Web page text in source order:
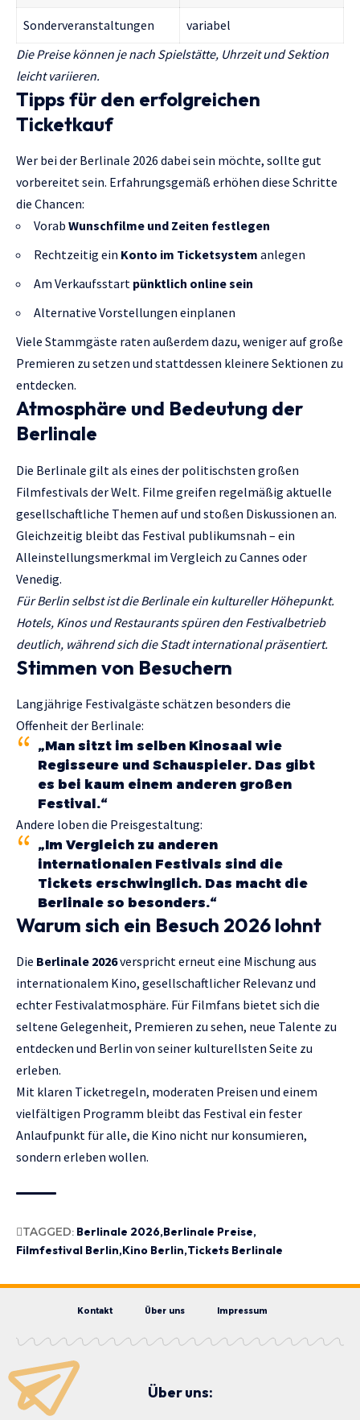
Sonderveranstaltungen
variabel
Die Preise können je nach Spielstätte, Uhrzeit und Sektion
leicht variieren.
Tipps für den erfolgreichen
Ticketkauf
Wer bei der Berlinale 2026 dabei sein möchte, sollte gut
vorbereitet sein. Erfahrungsgemäß erhöhen diese Schritte
die Chancen:
Vorab Wunschfilme und Zeiten festlegen
Rechtzeitig ein Konto im Ticketsystem anlegen
Am Verkaufsstart pünktlich online sein
Alternative Vorstellungen einplanen
Viele Stammgäste raten außerdem dazu, weniger auf große
Premieren zu setzen und stattdessen kleinere Sektionen zu
entdecken.
Atmosphäre und Bedeutung der
Berlinale
Die Berlinale gilt als eines der politischsten großen
Filmfestivals der Welt. Filme greifen regelmäßig aktuelle
gesellschaftliche Themen auf und stoßen Diskussionen an.
Gleichzeitig bleibt das Festival publikumsnah – ein
Alleinstellungsmerkmal im Vergleich zu Cannes oder
Venedig.
Für Berlin selbst ist die Berlinale ein kultureller Höhepunkt.
Hotels, Kinos und Restaurants spüren den Festivalbetrieb
deutlich, während sich die Stadt international präsentiert.
Stimmen von Besuchern
Langjährige Festivalgäste schätzen besonders die
Offenheit der Berlinale:
„Man sitzt im selben Kinosaal wie
Regisseure und Schauspieler. Das gibt
es bei kaum einem anderen großen
Festival.“
Andere loben die Preisgestaltung:
„Im Vergleich zu anderen
internationalen Festivals sind die
Tickets erschwinglich. Das macht die
Berlinale so besonders.“
Warum sich ein Besuch 2026 lohnt
Die Berlinale 2026verspricht erneut eine Mischung aus
internationalem Kino, gesellschaftlicher Relevanz und
echter Festivalatmosphäre. Für Filmfans bietet sich die
seltene Gelegenheit, Premieren zu sehen, neue Talente zu
entdecken und Berlin von seiner kulturellsten Seite zu
erleben.
Mit klaren Ticketregeln, moderaten Preisen und einem
vielfältigen Programm bleibt das Festival ein fester
Anlaufpunkt für alle, die Kino nicht nur konsumieren,
sondern erleben wollen.
TAGGED: Berlinale 2026 Berlinale Preise
Filmfestival Berlin Kino Berlin Tickets Berlinale
Kontakt Über uns Impressum
Über uns: